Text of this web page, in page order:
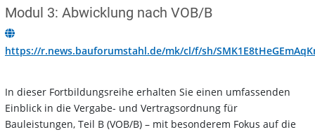
Modul 3: Abwicklung nach VOB/B
https://r.news.bauforumstahl.de/mk/cl/f/sh/
In dieser Fortbildungsreihe erhalten Sie einen umfassenden
Einblick in die Vergabe- und Vertragsordnung für
Bauleistungen, Teil B (VOB/B) – mit besonderem Fokus auf die